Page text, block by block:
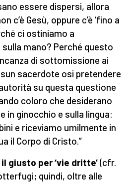
essere dispersi, allora
c’è Gesù, oppure c’è ‘fino a
ci ostiniamo a
mano? Perché questo
di sottomissione ai
sacerdote osi pretendere
su questa questione
coloro che desiderano
in ginocchio e sulla lingua:
e riceviamo umilmente in
il Corpo di Cristo.”
giusto per ‘vie dritte’(cfr.
quindi, oltre alle